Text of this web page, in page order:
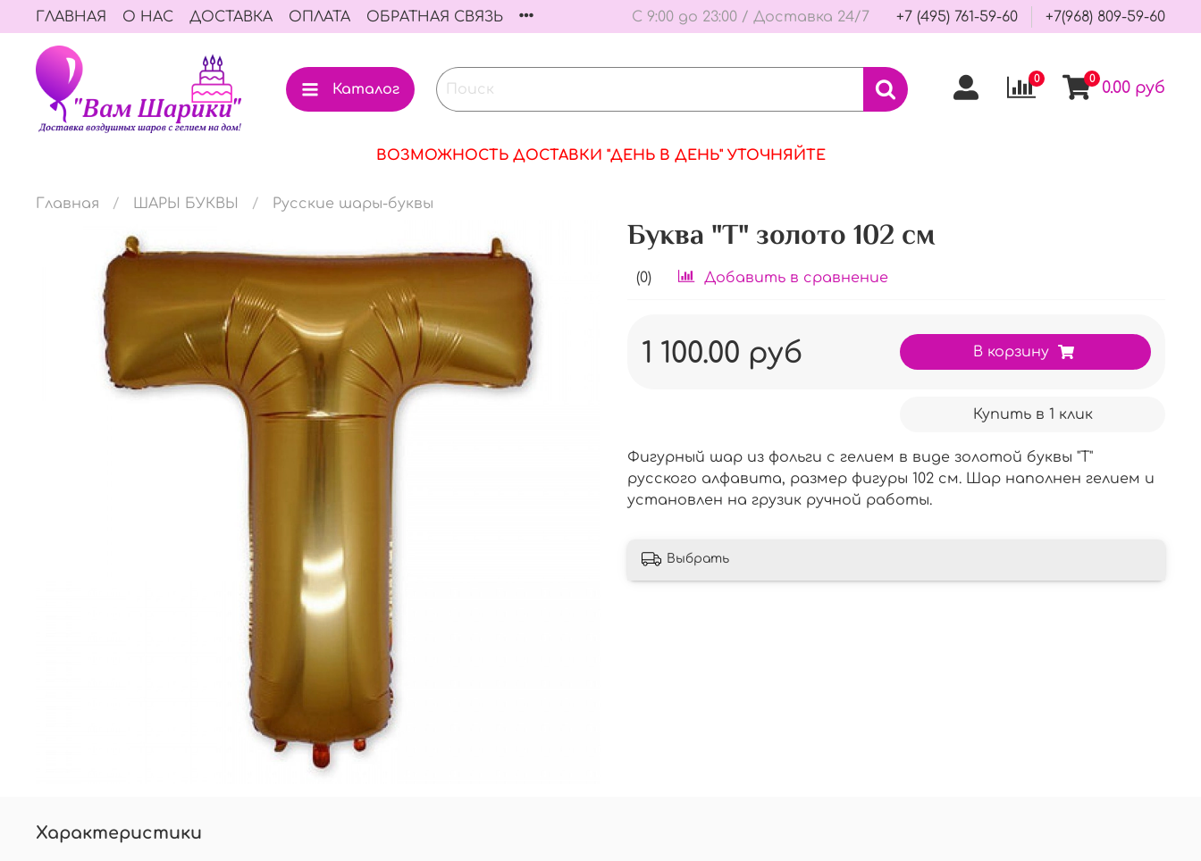
ГЛАВНАЯ О НАС ДОСТАВКА ОПЛАТА ОБРАТНАЯ СВЯЗЬ С 9:00 до 23:00 / Доставка 24/7 +7 (495) 761-59-60 +7(968) 809-59-60
Каталог
0 0 0.00 руб
ВОЗМОЖНОСТЬ ДОСТАВКИ "ДЕНЬ В ДЕНЬ" УТОЧНЯЙТЕ
Главная ШАРЫ БУКВЫ Русские шары-буквы
Буква "Т" золото 102 см
(0) Добавить в сравнение
1 100.00 руб В корзину
Купить в 1 клик
Фигурный шар из фольги с гелием в виде золотой буквы "Т"
русского алфавита, размер фигуры 102 см. Шар наполнен гелием и
установлен на грузик ручной работы.
Выбрать
Характеристики